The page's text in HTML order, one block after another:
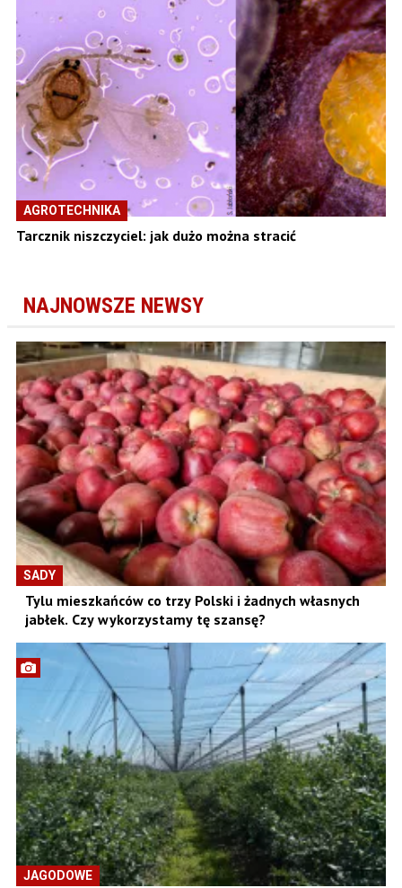
AGROTECHNIKA
Tarcznik niszczyciel: jak dużo można stracić
NAJNOWSZE NEWSY
SADY
Tylu mieszkańców co trzy Polski i żadnych własnych
jabłek. Czy wykorzystamy tę szansę?
JAGODOWE